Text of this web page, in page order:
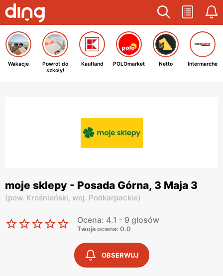
Wakacje
Powrót do
szkoły!
Kaufland POLOmarket Netto Intermarche
moje sklepy - Posada Górna, 3 Maja 3
(pow. Krośnieński, woj. Podkarpackie)
Ocena: 4.1 - 9 głosów
Twoja ocena: 0.0
OBSERWUJ